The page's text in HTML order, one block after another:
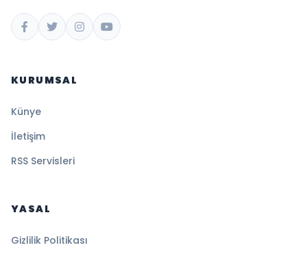
KURUMSAL
Künye
İletişim
RSS Servisleri
YASAL
Gizlilik Politikası